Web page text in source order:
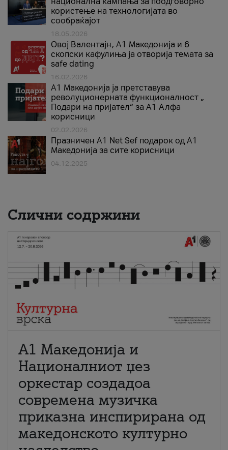
користење на технологијата во
сообраќајот
18.05.2026
Овој Валентајн, A1 Македонија и 6
скопски кафулиња ја отворија темата за
safe dating
16.02.2026
А1 Македонија ја претставува
револуционерната функционалност „
Подари на пријател“ за А1 Алфа
корисници
02.02.2026
Празничен A1 Net Sеf подарок од А1
Македонија за сите корисници
04.12.2025
Слични содржини
А1 Македонија и
Националниот џез
оркестар создадоа
современа музичка
приказна инспирирана од
македонското културно